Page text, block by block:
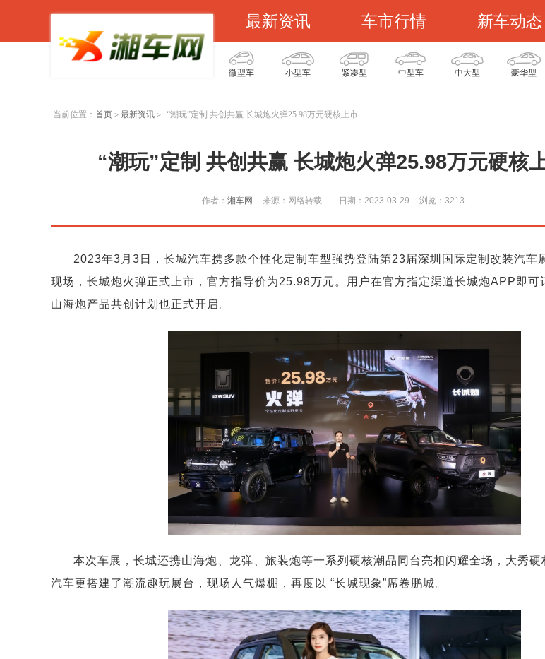
最新资讯 车市行情 新车动态
微型车 小型车 紧凑型 中型车 中大型 豪华型
当前位置： 首页 > 最新资讯 > “潮玩”定制 共创共赢 长城炮火弹25.98万元硬核上市
“潮玩”定制 共创共赢 长城炮火弹25.98万元硬核
作者： 湘车网 来源：网络转载 日期：2023-03-29 浏览：3213
2023年3月3日，长城汽车携多款个性化定制车型强势登陆第23届深圳国际定制改装汽车
现场，长城炮火弹正式上市，官方指导价为25.98万元。用户在官方指定渠道长城炮APP即可
山海炮产品共创计划也正式开启。
本次车展，长城还携山海炮、龙弹、旅装炮等一系列硬核潮品同台亮相闪耀全场，大秀硬
汽车更搭建了潮流趣玩展台，现场人气爆棚，再度以 “长城现象”席卷鹏城。